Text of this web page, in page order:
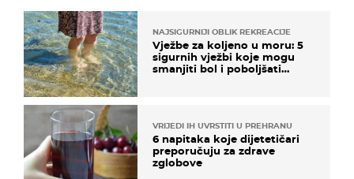
NAJSIGURNIJI OBLIK REKREACIJE
Vježbe za koljeno u moru: 5
sigurnih vježbi koje mogu
smanjiti bol i poboljšati
VRIJEDI IH UVRSTITI U PREHRANU
6 napitaka koje dijetetičari
preporučuju za zdrave
zglobove